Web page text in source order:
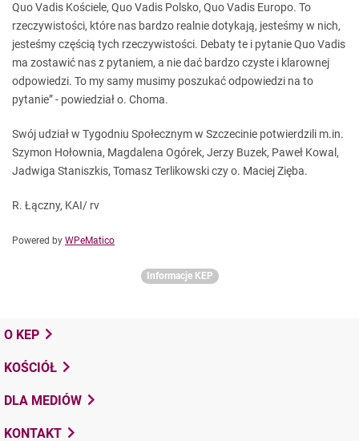
Quo Vadis Kościele, Quo Vadis Polsko, Quo Vadis Europo. To
rzeczywistości, które nas bardzo realnie dotykają, jesteśmy w nich,
jesteśmy częścią tych rzeczywistości. Debaty te i pytanie Quo Vadis
ma zostawić nas z pytaniem, a nie dać bardzo czyste i klarownej
odpowiedzi. To my samy musimy poszukać odpowiedzi na to
pytanie” - powiedział o. Choma.
Swój udział w Tygodniu Społecznym w Szczecinie potwierdzili m.in.
Szymon Hołownia, Magdalena Ogórek, Jerzy Buzek, Paweł Kowal,
Jadwiga Staniszkis, Tomasz Terlikowski czy o. Maciej Zięba.
R. Łączny, KAI/ rv
Powered by WPeMatico
Informacje KEP
O KEP
KOŚCIÓŁ
DLA MEDIÓW
KONTAKT